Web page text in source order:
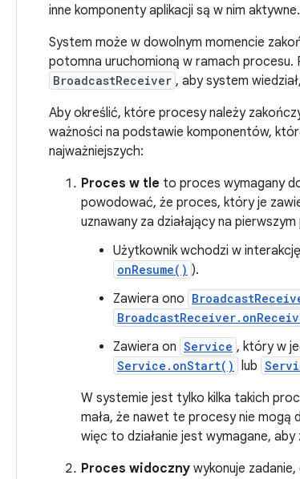
inne komponenty aplikacji są w nim aktywne.
System może w dowolnym momencie
potomna uruchomioną w ramach procesu.
BroadcastReceiver , aby system
Aby określić, które procesy należy
ważności na podstawie komponentów,
najważniejszych:
Proces w tle to proces wymagany
powodować, że proces, który je
uznawany za działający na
Użytkownik wchodzi w
onResume() ).
Zawiera ono
Zawiera on Service , który w
Service.onStart() lub
W systemie jest tylko kilka takich
mała, że nawet te procesy nie mogą
więc to działanie jest wymagane,
Proces widoczny wykonuje